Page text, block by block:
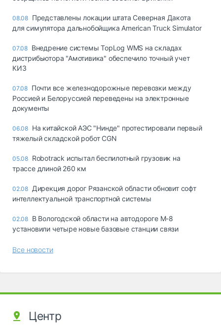
08.08 Представлены локации штата Северная Дакота
для симулятора дальнобойщика American Truck Simulator
07.08 Внедрение системы TopLog WMS на складах
дистрибьютора "Амотивика" обеспечило точный учет
КИЗ
07.08 Почти все железнодорожные перевозки между
Россией и Белоруссией переведены на электронные
документы
06.08 На китайской АЭС "Нинде" протестировали первый
тяжелый складской робот CGN
05.08 Robotrack испытал беспилотный грузовик на
трассе длиной 260 км
02.08 Дирекция дорог Рязанской области обновит софт
интеллектуальной транспортной системы
02.08 В Вологодской области на автодороге М-8
установили четыре новые базовые станции связи
Все новости
Центр